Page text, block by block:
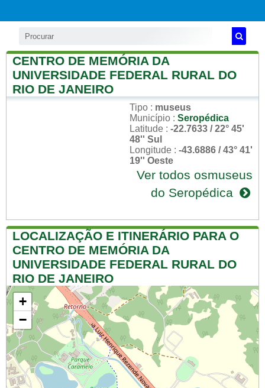
CENTRO DE MEMÓRIA DA
UNIVERSIDADE FEDERAL RURAL DO
RIO DE JANEIRO
Tipo : museus
Município : Seropédica
Latitude : -22.7633 / 22° 45'
48'' Sul
Longitude : -43.6886 / 43° 41'
19'' Oeste
Ver todos osmuseus
do Seropédica
LOCALIZAÇÃO E ITINERÁRIO PARA O
CENTRO DE MEMÓRIA DA
UNIVERSIDADE FEDERAL RURAL DO
RIO DE JANEIRO
+
−